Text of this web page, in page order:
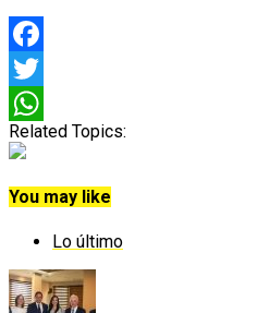
Facebook
Twitter
WhatsApp
Related Topics:
You may like
Lo último